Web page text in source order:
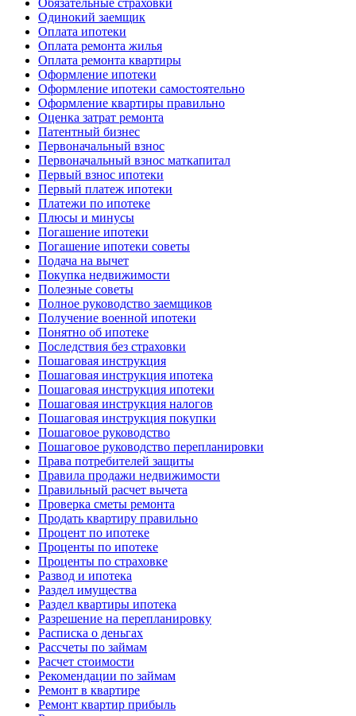
Одинокий заемщик
Оплата ипотеки
Оплата ремонта жилья
Оплата ремонта квартиры
Оформление ипотеки
Оформление ипотеки самостоятельно
Оформление квартиры правильно
Оценка затрат ремонта
Патентный бизнес
Первоначальный взнос
Первоначальный взнос маткапитал
Первый взнос ипотеки
Первый платеж ипотеки
Платежи по ипотеке
Плюсы и минусы
Погашение ипотеки
Погашение ипотеки советы
Подача на вычет
Покупка недвижимости
Полезные советы
Полное руководство заемщиков
Получение военной ипотеки
Понятно об ипотеке
Последствия без страховки
Пошаговая инструкция
Пошаговая инструкция ипотека
Пошаговая инструкция ипотеки
Пошаговая инструкция налогов
Пошаговая инструкция покупки
Пошаговое руководство
Пошаговое руководство перепланировки
Права потребителей защиты
Правила продажи недвижимости
Правильный расчет вычета
Проверка сметы ремонта
Продать квартиру правильно
Процент по ипотеке
Проценты по ипотеке
Проценты по страховке
Развод и ипотека
Раздел имущества
Раздел квартиры ипотека
Разрешение на перепланировку
Расписка о деньгах
Рассчеты по займам
Расчет стоимости
Рекомендации по займам
Ремонт в квартире
Ремонт квартир прибыль